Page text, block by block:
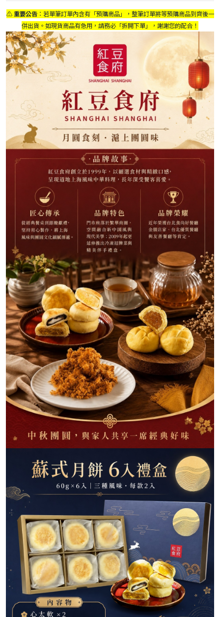
⚠️重要公告：若單筆訂單內含有「預購商品」，整筆訂單將等預購商品到齊後一
併出貨。如現貨商品有急用，請務必「拆開下單」，謝謝您的配合！